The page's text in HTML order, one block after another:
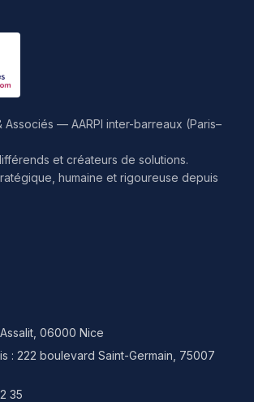
Associés — AARPI inter-barreaux (Paris–
et créateurs de solutions.
humaine et rigoureuse depuis
06000 Nice
: 222 boulevard Saint-Germain, 75007
35